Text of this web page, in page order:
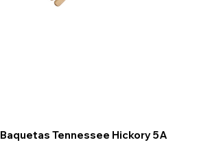
Baquetas Tennessee Hickory 5A